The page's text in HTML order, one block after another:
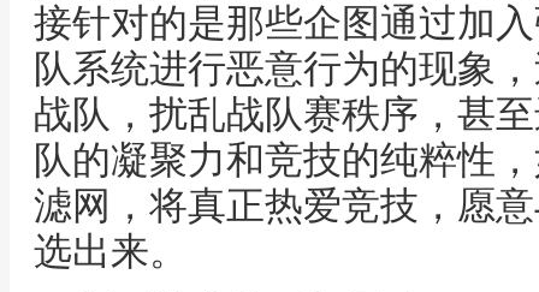
接针对的是那些企图通过加
队系统进行恶意行为的现象
战队，扰乱战队赛秩序，甚
队的凝聚力和竞技的纯粹性
滤网，将真正热爱竞技，愿
选出来。